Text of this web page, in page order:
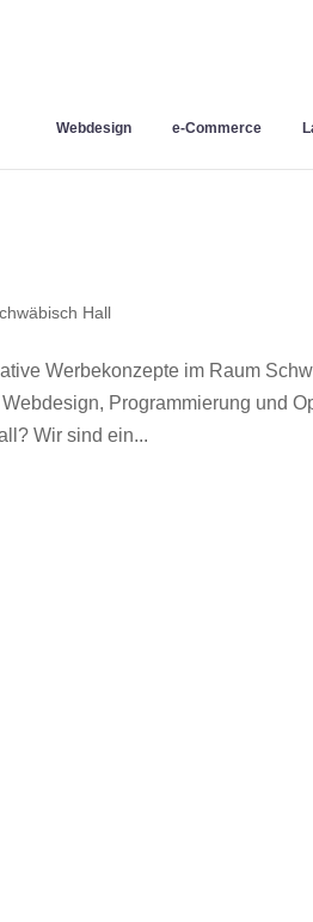
Webdesign e-Commerce
Hall
Werbekonzepte im Raum
Programmierung und
Wir sind ein...